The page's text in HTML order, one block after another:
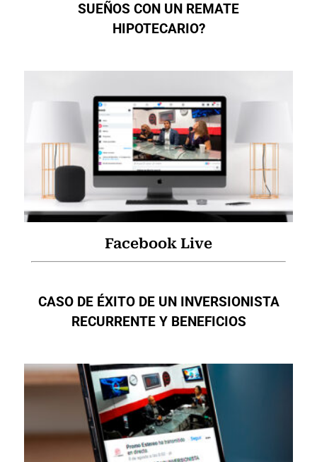
SUEÑOS CON UN REMATE
HIPOTECARIO?
Facebook Live
CASO DE ÉXITO DE UN INVERSIONISTA
RECURRENTE Y BENEFICIOS